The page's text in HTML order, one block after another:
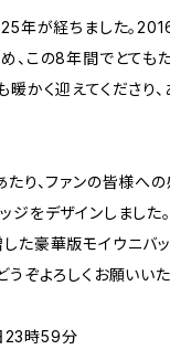
年が経ちました。
、この8年間でとても
暖かく迎えてくださり
り、ファンの皆様への
ジをデザインしました
た豪華版モイウニバ
ぞよろしくお願いいた
23時59分